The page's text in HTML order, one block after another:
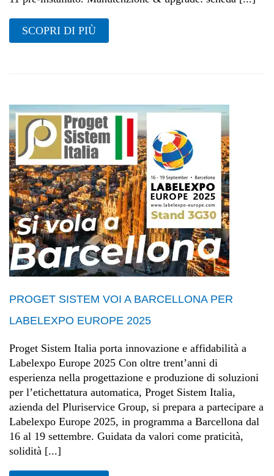
SCOPRI DI PIÙ
PROGET SISTEM VOI A BARCELLONA PER
LABELEXPO EUROPE 2025
Proget Sistem Italia porta innovazione e affidabilità a
Labelexpo Europe 2025 Con oltre trent’anni di
esperienza nella progettazione e produzione di soluzioni
per l’etichettatura automatica, Proget Sistem Italia,
azienda del Pluriservice Group, si prepara a partecipare a
Labelexpo Europe 2025, in programma a Barcellona dal
16 al 19 settembre. Guidata da valori come praticità,
solidità [...]